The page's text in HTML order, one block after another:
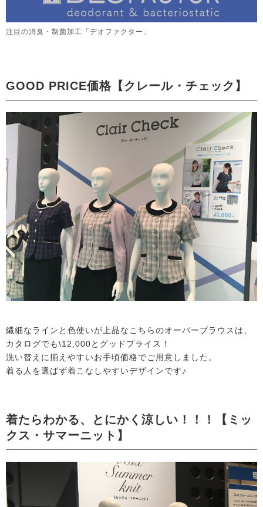
注目の消臭・制菌加工「デオファクター」
GOOD PRICE価格【クレール・チェック】
繊細なラインと色使いが上品なこちらのオーバーブラウスは、
カタログでも\12,000とグッドプライス！
洗い替えに揃えやすいお手頃価格でご用意しました。
着る人を選ばず着こなしやすいデザインです♪
着たらわかる、とにかく涼しい！！！【ミッ
クス・サマーニット】